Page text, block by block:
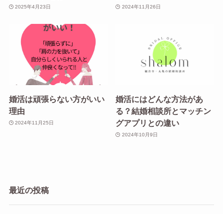
2025年4月23日 2024年11月26日
婚活は頑張らない方がいい
理由
2024年11月25日
婚活にはどんな方法があ
る？結婚相談所とマッチン
グアプリとの違い
2024年10月9日
最近の投稿